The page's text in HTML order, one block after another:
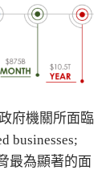
府機關所面臨
businesses;
最為顯著的面